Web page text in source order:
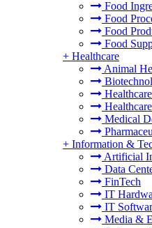
Food
Food
Food
Food
+ Healthcare
Animal
Medical
+ Information &
Artificial
Data
FinTech
IT
IT
Media &